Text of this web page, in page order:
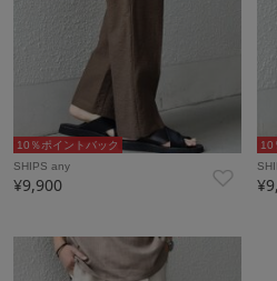
10％ポイントバック
SHIPS any
¥9,900
10